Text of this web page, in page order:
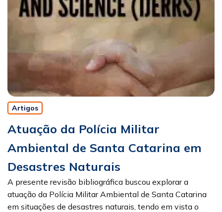
Artigos
Atuação da Polícia Militar
Ambiental de Santa Catarina em
Desastres Naturais
A presente revisão bibliográfica buscou explorar a
atuação da Polícia Militar Ambiental de Santa Catarina
em situações de desastres naturais, tendo em vista o